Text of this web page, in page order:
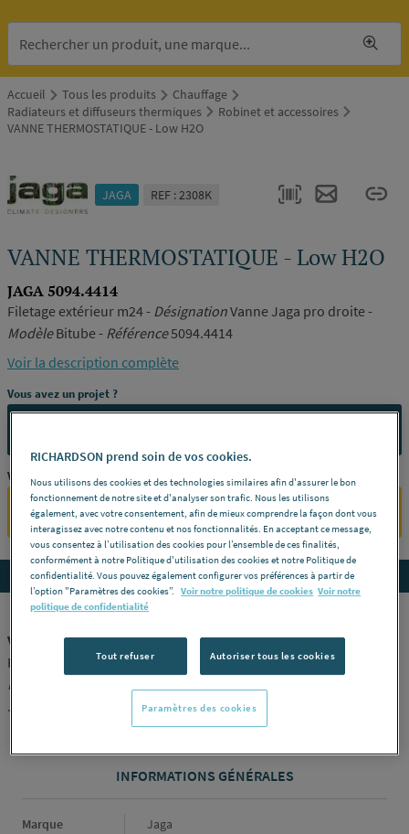
Accueil Tous les produits
Chauffage
Radiateurs et diffuseurs thermiques
Robinet et accessoires
VANNE THERMOSTATIQUE - Low H2O
JAGA REF : 2308K
VANNE THERMOSTATIQUE - Low H2O
JAGA 5094.4414
Filetage extérieur m24 - DésignationVanne Jaga pro droite -
ModèleBitube - Référence5094.4414
Voir la description complète
Vous avez un projet ?
Vous êtes un professionnel ?
SE CONNECTER
Accedez aux détails du produit
VANNE THERMOSTATIQUE - Low H2O
Filetage extérieur m24 -DésignationVanne Jaga pro droite -
Modèle
JAGA DISTRIBUTION [5094.4414]
INFORMATIONS GÉNÉRALES
Informations générales
Marque Jaga
RICHARDSON prend soin de vos cookies.
Nous utilisons des cookies et des technologies similaires afin d'assurer le bon
fonctionnement de notre site et d'analyser son trafic. Nous les utilisons
également, avec votre consentement, afin de mieux comprendre la façon dont vous
interagissez avec notre contenu et nos fonctionnalités. En acceptant ce message,
vous consentez à l’utilisation des cookies pour l’ensemble de ces finalités,
conformément à notre Politique d'utilisation des cookies et notre Politique de
confidentialité. Vous pouvez également configurer vos préférences à partir de
l’option "Paramètres des cookies”. Voir notre politique de cookies Voir notre
politique de confidentialité
Tout refuser Autoriser tous les cookies
Paramètres des cookies